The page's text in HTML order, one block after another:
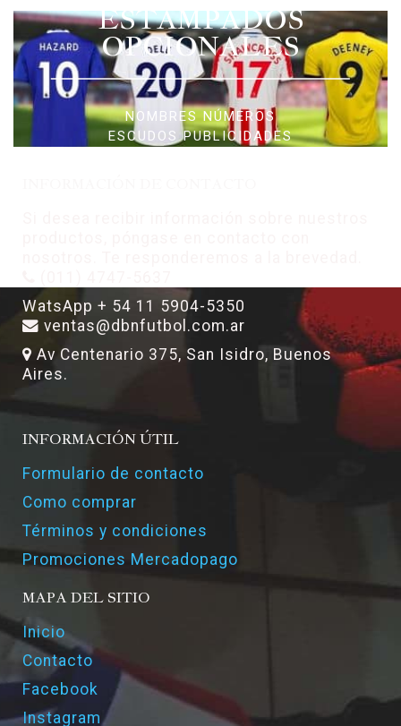
ESTAMPADOS
OPCIONALES
NOMBRES NÚMEROS
ESCUDOS PUBLICIDADES
WatsApp + 54 11 5904-5350
ventas@dbnfutbol.com.ar
Av Centenario 375, San Isidro, Buenos
Aires.
INFORMACIÓN ÚTIL
Formulario de contacto
Como comprar
Términos y condiciones
Promociones Mercadopago
MAPA DEL SITIO
Inicio
Contacto
Facebook
Instagram